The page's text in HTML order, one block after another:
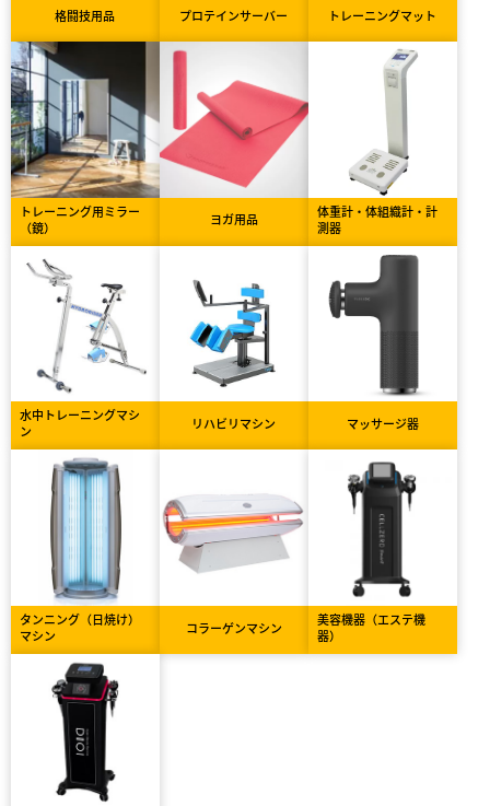
格闘技用品 プロテインサーバー トレーニングマット
トレーニング用ミラー
（鏡）
ヨガ用品
体重計・体組織計・計
測器
水中トレーニングマシ
ン
リハビリマシン マッサージ器
タンニング（日焼け）
マシン
コラーゲンマシン
美容機器（エステ機
器）